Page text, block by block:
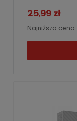
25,99 zł
Najniższa cena: